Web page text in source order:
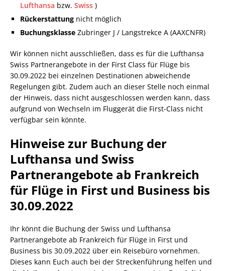
Lufthansa bzw. Swiss )
Rückerstattung nicht möglich
Buchungsklasse Zubringer J / Langstrekce A (AAXCNFR)
Wir können nicht ausschließen, dass es für die Lufthansa
Swiss Partnerangebote in der First Class für Flüge bis
30.09.2022 bei einzelnen Destinationen abweichende
Regelungen gibt. Zudem auch an dieser Stelle noch einmal
der Hinweis, dass nicht ausgeschlossen werden kann, dass
aufgrund von Wechseln im Fluggerät die First-Class nicht
verfügbar sein könnte.
Hinweise zur Buchung der
Lufthansa und Swiss
Partnerangebote ab Frankreich
für Flüge in First und Business bis
30.09.2022
Ihr könnt die Buchung der Swiss und Lufthansa
Partnerangebote ab Frankreich für Flüge in First und
Business bis 30.09.2022 über ein Reisebüro vornehmen.
Dieses kann Euch auch bei der Streckenführung helfen und